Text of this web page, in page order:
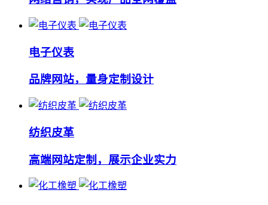
电子仪表
品牌网站，量身定制设计
纺织皮革
高端网站定制，展示企业实力